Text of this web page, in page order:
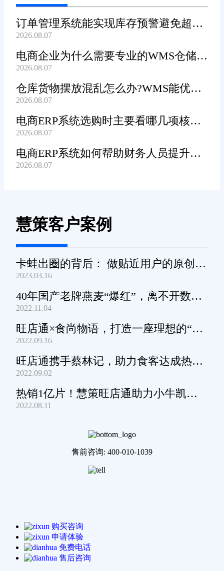
订单管理系统能实现库存预警避免超卖
吗?
2026.08.07
电商企业为什么需要专业的WMS仓储管
理系统?
2026.08.07
仓库货物摆放混乱怎么办?WMS能优化
货位吗?
2026.08.07
电商ERP系统选购时主要看哪几项核心
功能?
2026.08.07
电商ERP系统如何帮助财务人员提升对
账工作效率?
2026.08.07
慧策客户案例
卡蛙出圈的背后： 做贴近用户的原创小
家电
2023.03.16
40年国产老牌燕麦“爆红”，离不开数字
化工具的支撑
2022.11.04
旺店通×食尚物语，打造一座理想的“零
食王国”
2022.09.16
旺店通携手蔡林记，助力食客达成热干
面自由
2022.09.02
热销1亿片！慧策旺店通助力小牛凯西
通关家庭牛排圈~
2022.08.11
售前咨询: 400-010-1039
购买咨询
申请体验
免费电话
售后咨询